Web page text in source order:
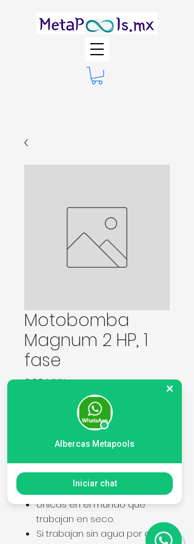
Motobomba
Magnum 2 HP, 1
fase
0,00 MXNPrecio
Agregar al carrito
Únicas en el mundo que
trabajan en seco.
Si trabajan sin agua por días
Albercas Metapools
Iniciar chat